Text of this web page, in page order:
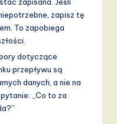
zapisz tę
To zapobiega
dotyczące
przepływu są
danych, a nie na
„Co to za